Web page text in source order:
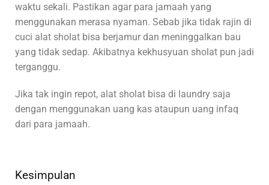
waktu sekali. Pastikan agar para jamaah yang
menggunakan merasa nyaman. Sebab jika tidak rajin di
cuci alat sholat bisa berjamur dan meninggalkan bau
yang tidak sedap. Akibatnya kekhusyuan sholat pun jadi
terganggu.
Jika tak ingin repot, alat sholat bisa di laundry saja
dengan menggunakan uang kas ataupun uang infaq
dari para jamaah.
Kesimpulan